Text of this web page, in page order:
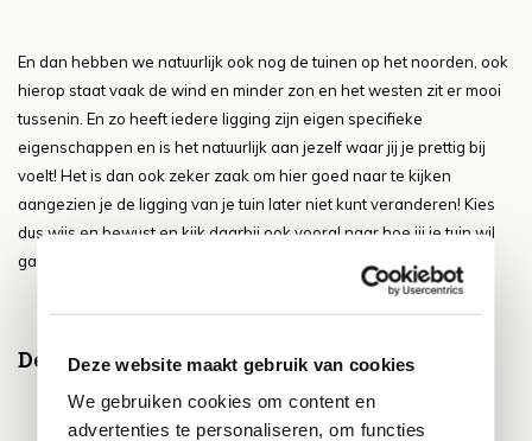
Deze website maakt gebruik van cookies
We gebruiken cookies om content en
advertenties te personaliseren, om functies
En dan hebben we natuurlijk ook nog de tuinen op het noorden, ook
hierop staat vaak de wind en minder zon en het westen zit er mooi
tussenin. En zo heeft iedere ligging zijn eigen specifieke
eigenschappen en is het natuurlijk aan jezelf waar jij je prettig bij
voelt! Het is dan ook zeker zaak om hier goed naar te kijken
aangezien je de ligging van je tuin later niet kunt veranderen! Kies
dus wijs en bewust en kijk daarbij ook vooral naar hoe jij je tuin wil
gaan gebruiken!
De privacy van je tuin